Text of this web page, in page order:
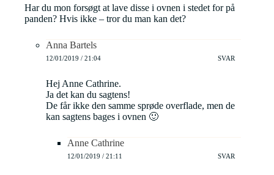
Har du mon forsøgt at lave disse i ovnen i stedet for på
panden? Hvis ikke – tror du man kan det?
Anna Bartels
12/01/2019 / 21:04 SVAR
Hej Anne Cathrine.
Ja det kan du sagtens!
De får ikke den samme sprøde overflade, men de
kan sagtens bages i ovnen 🙂
Anne Cathrine
12/01/2019 / 21:11 SVAR